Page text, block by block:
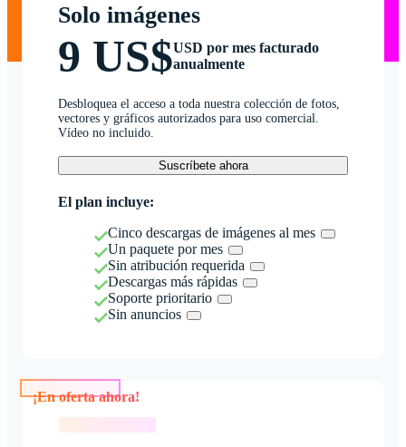
Solo imágenes
9 US$USD por mes facturado
anualmente
Desbloquea el acceso a toda nuestra colección de fotos,
vectores y gráficos autorizados para uso comercial.
Vídeo no incluido.
Suscríbete ahora
El plan incluye:
Cinco descargas de imágenes al mes
Un paquete por mes
Sin atribución requerida
Descargas más rápidas
Soporte prioritario
Sin anuncios